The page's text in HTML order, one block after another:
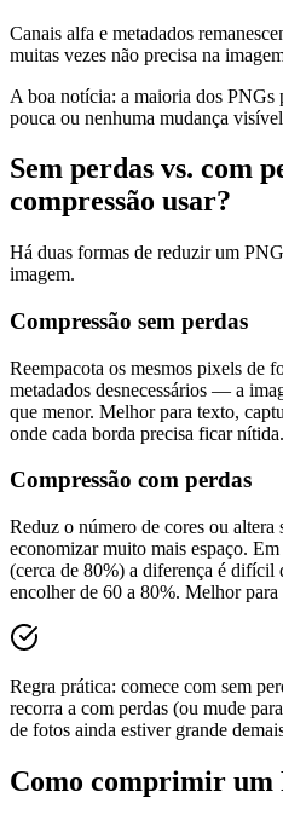
Canais alfa e metadados
muitas vezes não precisa na
A boa notícia: a maioria dos PNGs
pouca ou nenhuma mudança
Sem perdas vs. com
compressão usar?
Há duas formas de reduzir um
imagem.
Compressão sem perdas
Reempacota os mesmos pixels de
metadados desnecessários — a
que menor. Melhor para texto,
onde cada borda precisa ficar nítida.
Compressão com perdas
Reduz o número de cores ou altera
economizar muito mais espaço.
(cerca de 80%) a diferença é difícil
encolher de 60 a 80%. Melhor para
Regra prática: comece com sem
recorra a com perdas (ou mude
de fotos ainda estiver grande
Como comprimir um